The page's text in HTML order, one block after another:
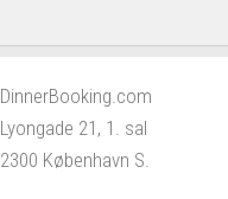
DinnerBooking.com
Lyongade 21, 1. sal
2300 København S.